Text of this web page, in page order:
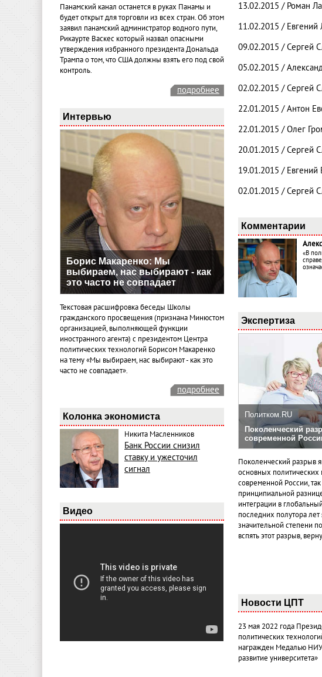
Панамский канал останется в руках Панамы и
будет открыт для торговли из всех стран. Об этом
заявил панамский администратор водного пути,
Рикаурте Васкес который назвал опасными
утверждения избранного президента Дональда
Трампа о том, что США должны взять его под свой
контроль.
подробнее
Интервью
Борис Макаренко: Мы
выбираем, нас выбирают - как
это часто не совпадает
Текстовая расшифровка беседы Школы
гражданского просвещения (признана Минюстом
организацией, выполняющей функции
иностранного агента) с президентом Центра
политических технологий Борисом Макаренко
на тему «Мы выбираем, нас выбирают - как это
часто не совпадает».
подробнее
Колонка экономиста
Никита Масленников
Банк России снизил
ставку и ужесточил
сигнал
Видео
13.02.2015 / Роман
11.02.2015 / Евгений
09.02.2015 / Сергей
05.02.2015 /
02.02.2015 / Сергей
22.01.2015 / Антон
22.01.2015 / Олег
20.01.2015 / Сергей
19.01.2015 / Евгений
02.01.2015 / Сергей
Комментарии
«В
Экспертиза
Политком.RU
Поколенческий
современной
Поколенческий разрыв
основных
современной России, так
принципиальной
интеграции в
последних полутора лет
значительной степени
вспять этот разрыв,
Новости ЦПТ
23 мая 2022 года
политических
награжден Медалью
развитие университета»